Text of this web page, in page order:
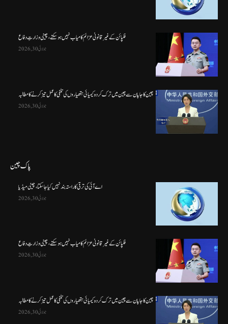
فلپائن کے غیر قانونی عزائم کامیاب نہیں ہو سکتے ، چینی وزارتِ دفاع
جولائی 30, 2026
چین کا جاپان سے چین میں ترک کردہ کیمیائی ہتھیاروں کی تلفی کا عمل تیز کرنے کا مطالبہ
جولائی 30, 2026
پاک چین
اے آئی کی ترقی کا راستہ بند نہیں کیا جا سکتا، چینی میڈیا
جولائی 30, 2026
فلپائن کے غیر قانونی عزائم کامیاب نہیں ہو سکتے ، چینی وزارتِ دفاع
جولائی 30, 2026
چین کا جاپان سے چین میں ترک کردہ کیمیائی ہتھیاروں کی تلفی کا عمل تیز کرنے کا مطالبہ
جولائی 30, 2026